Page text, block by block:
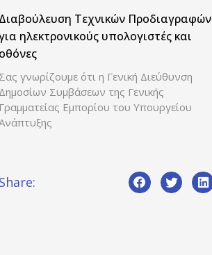
Διαβούλευση Τεχνικών Προδιαγραφών
ηλεκτρονικούς υπολογιστές και
οθόνες
Σας γνωρίζουμε ότι η Γενική Διεύθυνση
Δημοσίων Συμβάσεων της Γενικής
Γραμματείας Εμπορίου του Υπουργείου
Share: